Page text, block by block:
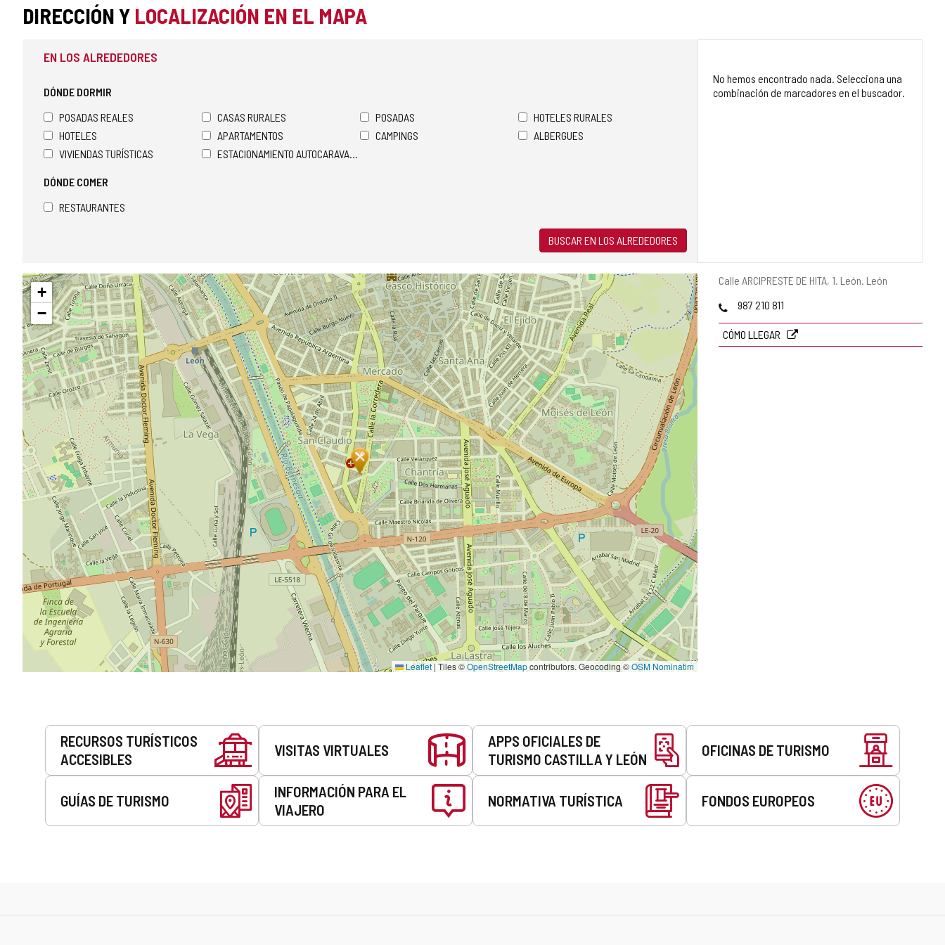
DIRECCIÓN Y LOCALIZACIÓN EN EL MAPA
Dirección
Calle ARCIPRESTE DE HITA, 1. León. León
Teléfonos
987 210 811
CÓMO LLEGAR
EN LOS ALREDEDORES
DÓNDE DORMIR
POSADAS REALES
CASAS RURALES POSADAS
HOTELES RURALES
HOTELES
APARTAMENTOS CAMPINGS
ALBERGUES
VIVIENDAS TURÍSTICAS
ESTACIONAMIENTO AUTOCARAVANAS
DÓNDE COMER
RESTAURANTES
BUSCAR EN LOS ALREDEDORES
No hemos encontrado nada. Selecciona una
combinación de marcadores en el buscador.
Saltar
mapa
+
−
Leaflet |Tiles ©OpenStreetMapcontributors. Geocoding ©OSM Nominatim
Servicios
RECURSOS TURÍSTICOS
ACCESIBLES
VISITAS VIRTUALES
APPS OFICIALES DE
TURISMO CASTILLA Y LEÓN
OFICINAS DE TURISMO
GUÍAS DE TURISMO
INFORMACIÓN PARA EL
VIAJERO
NORMATIVA TURÍSTICA FONDOS EUROPEOS